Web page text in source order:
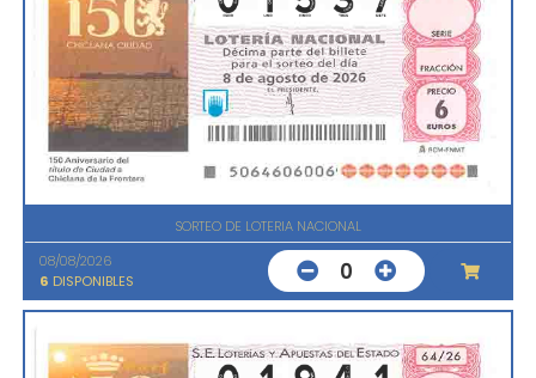
SORTEO DE LOTERIA NACIONAL
08/08/2026
6 DISPONIBLES 0